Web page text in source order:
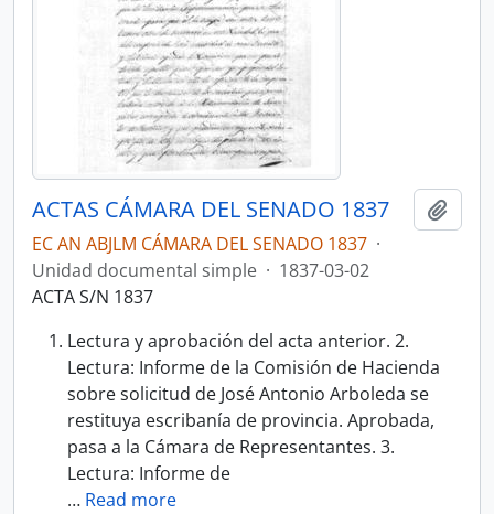
ACTAS CÁMARA DEL SENADO 1837
EC AN ABJLM CÁMARA DEL SENADO 1837 ·
Unidad documental simple · 1837-03-02
ACTA S/N 1837
Lectura y aprobación del acta anterior. 2.
Lectura: Informe de la Comisión de Hacienda
sobre solicitud de José Antonio Arboleda se
restituya escribanía de provincia. Aprobada,
pasa a la Cámara de Representantes. 3.
Lectura: Informe de
… Read more